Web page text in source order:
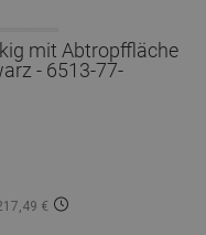
mit Abtropffläche
- 6513-77-
€